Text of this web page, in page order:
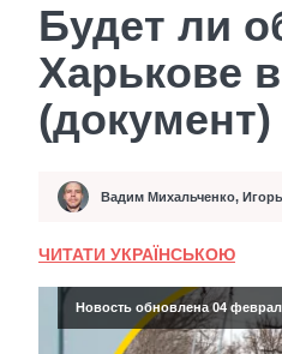
Будет ли
Харькове
(документ)
Автор Вадим Михальченко,
Дата публикации
ЧИТАТИ УКРАЇНСЬКОЮ
Новость обновлена 04